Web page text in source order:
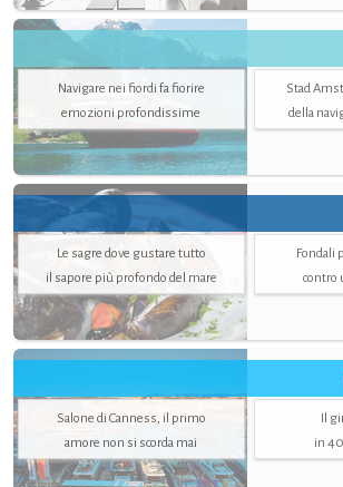
Navigare nei fiordi fa fiorire
emozioni profondissime
Stad
della
Le sagre dove gustare tutto
il sapore più profondo del mare
Fondali
contro
Salone di Canness, il primo
amore non si scorda mai
Il
in